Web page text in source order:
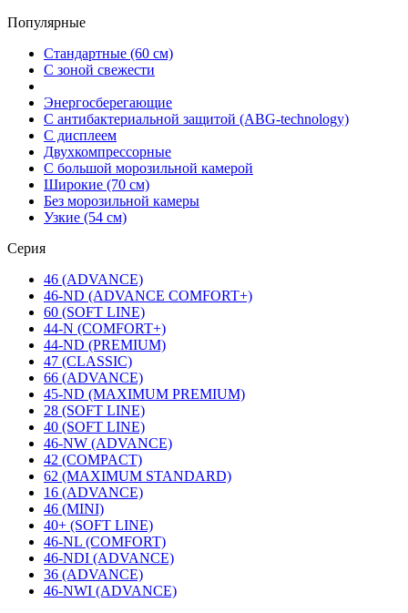
Популярные
Стандартные (60 см)
С зоной свежести
Энергосберегающие
С антибактериальной защитой (ABG-technology)
С дисплеем
Двухкомпрессорные
С большой морозильной камерой
Широкие (70 см)
Без морозильной камеры
Узкие (54 см)
Серия
46 (ADVANCE)
46-ND (ADVANCE COMFORT+)
60 (SOFT LINE)
44-N (COMFORT+)
44-ND (PREMIUM)
47 (CLASSIC)
66 (ADVANCE)
45-ND (MAXIMUM PREMIUM)
28 (SOFT LINE)
40 (SOFT LINE)
46-NW (ADVANCE)
42 (COMPACT)
62 (MAXIMUM STANDARD)
16 (ADVANCE)
46 (MINI)
40+ (SOFT LINE)
46-NL (COMFORT)
46-NDI (ADVANCE)
36 (ADVANCE)
46-NWI (ADVANCE)